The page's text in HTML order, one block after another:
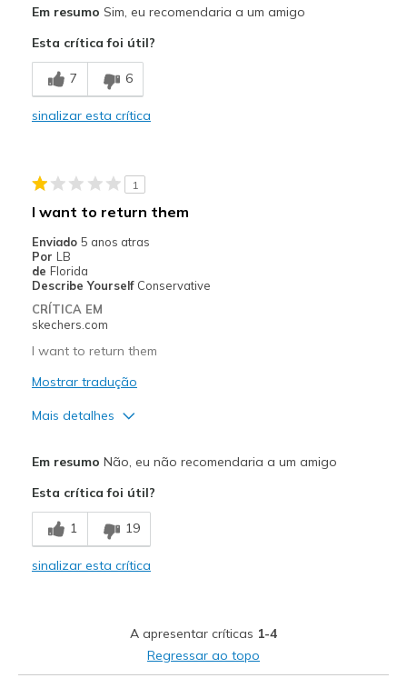
Melhores utilizações
Casual Wear
View On Shoes
Shoes are for Wearing
Em resumo Sim, eu recomendaria a um amigo
Esta crítica foi útil?
7 6
sinalizar esta crítica
1
I want to return them
Enviado 5 anos atras
Por LB
de Florida
Describe Yourself Conservative
CRÍTICA EM
skechers.com
I want to return them
Mostrar tradução
Mais detalhes
Melhores utilizações
Casual Wear
Travel
Feels true to size
Em resumo Não, eu não recomendaria a um amigo
Esta crítica foi útil?
1 19
sinalizar esta crítica
A apresentar críticas 1-4
Regressar ao topo